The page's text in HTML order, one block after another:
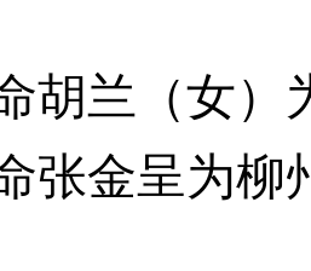
胡兰（女）
张金呈为柳